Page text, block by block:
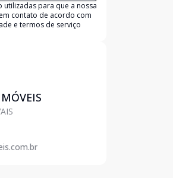
utilizadas para que a nossa
contato de acordo com
e termos de serviço